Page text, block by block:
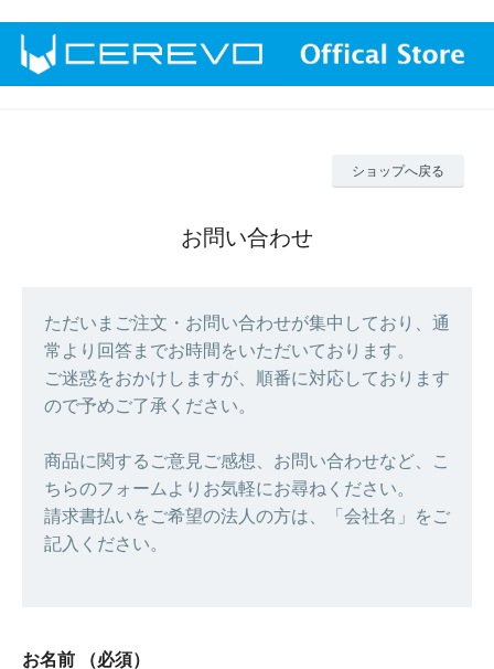
ショップへ戻る
お問い合わせ
ただいまご注文・お問い合わせが集中しており、通
常より回答までお時間をいただいております。
ご迷惑をおかけしますが、順番に対応しております
ので予めご了承ください。
商品に関するご意見ご感想、お問い合わせなど、こ
ちらのフォームよりお気軽にお尋ねください。
請求書払いをご希望の法人の方は、「会社名」をご
記入ください。
お名前 （必須）